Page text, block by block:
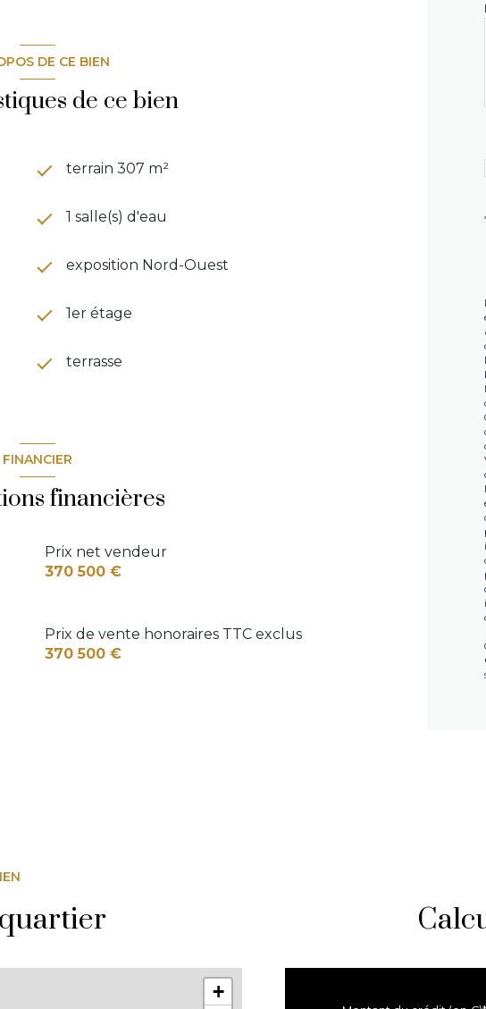
DE CE BIEN
de ce bien
terrain 307 m²
1 salle(s) d'eau
exposition Nord-Ouest
1er étage
terrasse
FINANCIER
financières
Prix net vendeur
370 500 €
Prix de vente honoraires TTC exclus
370 500 €
+